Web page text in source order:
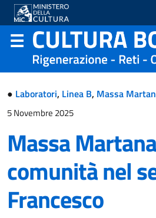
● Laboratori, Linea B, Massa
5 Novembre 2025
Massa
comunità nel
Francesco